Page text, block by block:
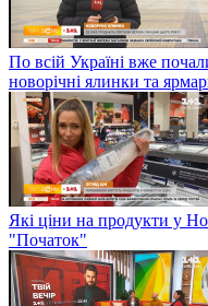
По всій Україні вже
новорічні ялинки та
Які ціни на продукти у
"Початок"